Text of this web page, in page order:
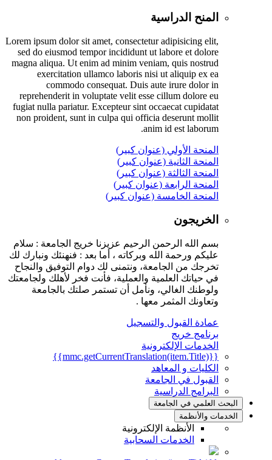
المنح الدراسية
Lorem ipsum dolor sit amet, consectetur adipisicing elit,
sed do eiusmod tempor incididunt ut labore et dolore
magna aliqua. Ut enim ad minim veniam, quis nostrud
exercitation ullamco laboris nisi ut aliquip ex ea
commodo consequat. Duis aute irure dolor in
reprehenderit in voluptate velit esse cillum dolore eu
fugiat nulla pariatur. Excepteur sint occaecat cupidatat
non proident, sunt in culpa qui officia deserunt mollit
anim id est laborum.
المنحة الأولي (عنوان كبير)
المنحة الثانية (عنوان كبير)
المنحة الثالثة (عنوان كبير)
المنحة الرابعة (عنوان كبير)
المنحة الخامسة (عنوان كبير)
الخريجون
بسم الله الرحمن الرحيم عزيزنا خريج الجامعة : سلام
عليكم ورحمة الله وبركاته ، أما بعد : فنهنئك ونبارك لك
تخرجك من الجامعة، ونتمنى لك دوام التوفيق والنجاح
في حياتك العلمية والعملية، فأنت فخر لأهلك ولجامعتك
ولوطنك الغالي، ونأمل أن تستمر صلتك بالجامعة
وتعاونك المثمر معها .
عمادة القبول والتسجيل
برنامج خريج
الخدمات الإلكترونية
{{mmc.getCurrentTranslation(item.Title)}}
الكليات و المعاهد
القبول في الجامعة
البرامج الدراسية
البحث العلمي في الجامعة
الخدمات والأنظمة
الأنظمة الإلكترونية
الخدمات السحابية